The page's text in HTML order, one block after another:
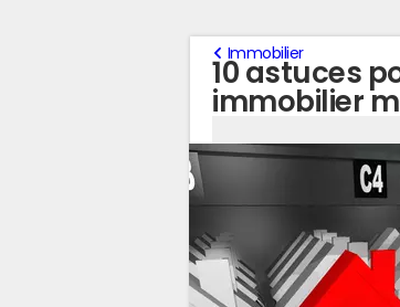
10 astuces
immobilier
Immobilier